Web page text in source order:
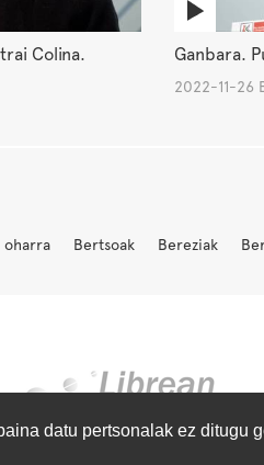
datu pertsonalak ez ditugu
Colina. Ganbara.
2022-11-26
oharra Bertsoak Bereziak